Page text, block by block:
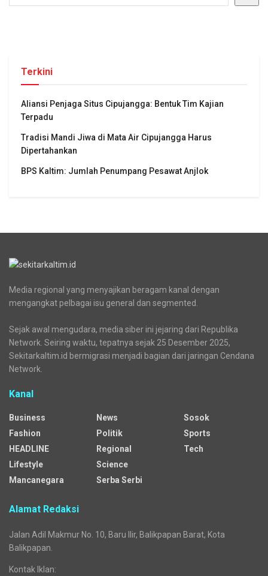
Terkini
Aliansi Penjaga Situs Cipujangga: Bentuk Tim Kajian
Terpadu
Tradisi Mandi Jiwa di Mata Air Cipujangga Harus
Dipertahankan
BPS Kaltim: Jumlah Penumpang Pesawat Anjlok
Media regional yang menyajikan beragam kanal dengan
mengangkat pelbagai isu general dan segmented.
Sejak awal mengudara, media siber ini jejaring dari Republika
Network. Seiring waktu, tepatnya sejak 25 Desember 2025,
Sekitarkaltim.id bermigrasi menjadi bagian dari jaringan Cendana
Network.
Kanal
Business
Fashion
HEADLINE
Lifestyle
Mancanegara
News
Politik
Regional
Science
Serba Serbi
Sosok
Sports
Tech
Alamat Redaksi
Jalan Adil Makmur No. 10, Baru Ilir, Balikpapan Barat, Kota
Balikpapan.
Kontak Iklan: